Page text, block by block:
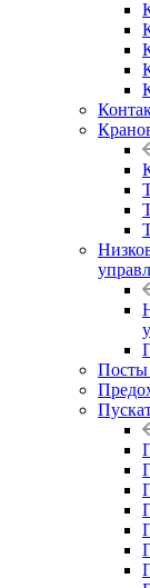
Посты